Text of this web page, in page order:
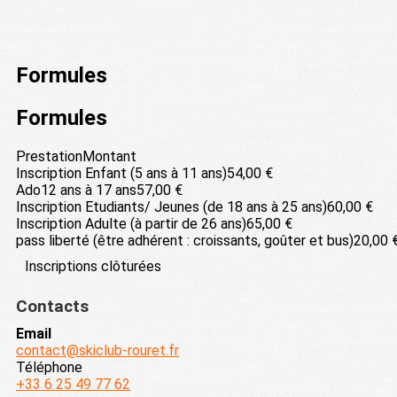
Formules
Formules
PrestationMontant
Inscription Enfant (5 ans à 11 ans)54,00 €
Ado12 ans à 17 ans57,00 €
Inscription Etudiants/ Jeunes (de 18 ans à 25 ans)60,00 €
Inscription Adulte (à partir de 26 ans)65,00 €
pass liberté (être adhérent : croissants, goûter et bus)20,00
Inscriptions clôturées
Contacts
Email
contact@skiclub-rouret.fr
Téléphone
+33 6 25 49 77 62